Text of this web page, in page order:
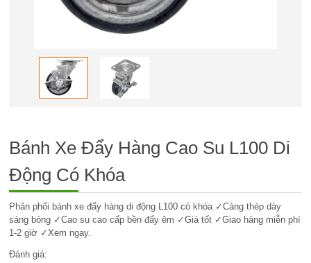
Bánh Xe Đẩy Hàng Cao Su L100 Di
Động Có Khóa
Phân phối bánh xe đẩy hàng di động L100 có khóa ✓Càng thép dày
sáng bóng ✓Cao su cao cấp bền đẩy êm ✓Giá tốt ✓Giao hàng miễn phí
1-2 giờ ✓Xem ngay.
Đánh giá: